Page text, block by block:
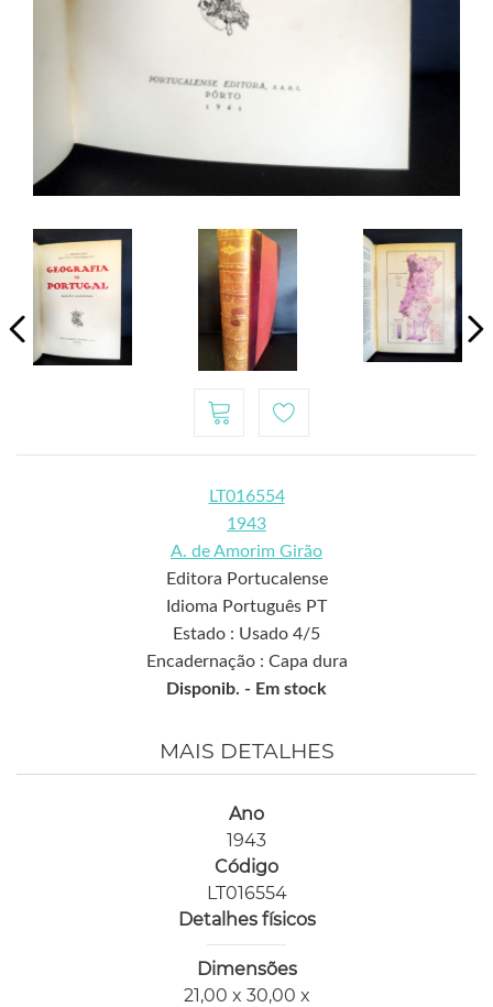
LT016554
1943
A. de Amorim Girão
Editora Portucalense
Idioma Português PT
Estado : Usado 4/5
Encadernação : Capa dura
Disponib. - Em stock
MAIS DETALHES
Ano
1943
Código
LT016554
Detalhes físicos
Dimensões
21,00 x 30,00 x